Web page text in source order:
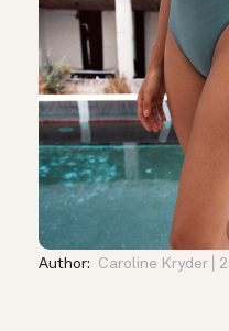
Author: Caroline Kryder